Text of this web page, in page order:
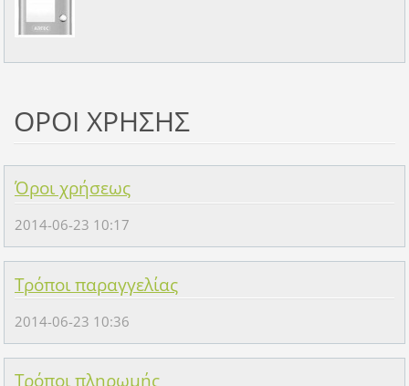
ΟΡΟΙ ΧΡΗΣΗΣ
Όροι χρήσεως
2014-06-23 10:17
Τρόποι παραγγελίας
2014-06-23 10:36
Τρόποι πληρωμής